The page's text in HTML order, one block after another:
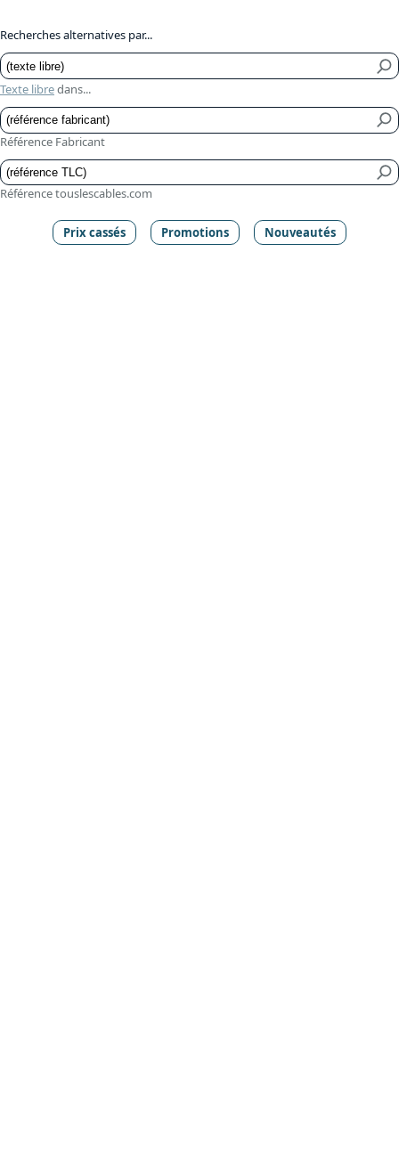
Recherches alternatives par...
Texte libredans...
Référence Fabricant
Référence touslescables.com
Prix cassés Promotions Nouveautés